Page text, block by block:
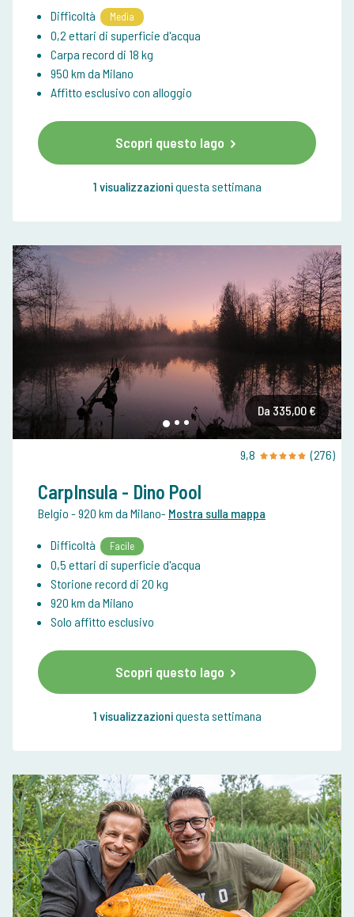
Difficoltà Media
0,2 ettari di superficie d'acqua
Carpa record di 18 kg
950 km da Milano
Affitto esclusivo con alloggio
Scopri questo lago
1 visualizzazioniquesta settimana
Da 335,00 €
9,8 (276)
CarpInsula - Dino Pool
Belgio - 920 km da Milano- Mostra sulla mappa
Difficoltà Facile
0,5 ettari di superficie d'acqua
Storione record di 20 kg
920 km da Milano
Solo affitto esclusivo
Scopri questo lago
1 visualizzazioniquesta settimana